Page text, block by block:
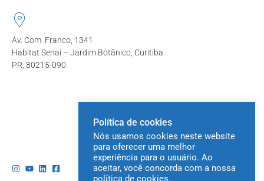
Av. Com. Franco, 1341
Habitat Senai – Jardim Botânico, Curitiba
PR, 80215-090
Política de cookies
Nós usamos cookies neste website
para oferecer uma melhor
experiência para o usuário. Ao
aceitar, você concorda com a nossa
política de cookies.